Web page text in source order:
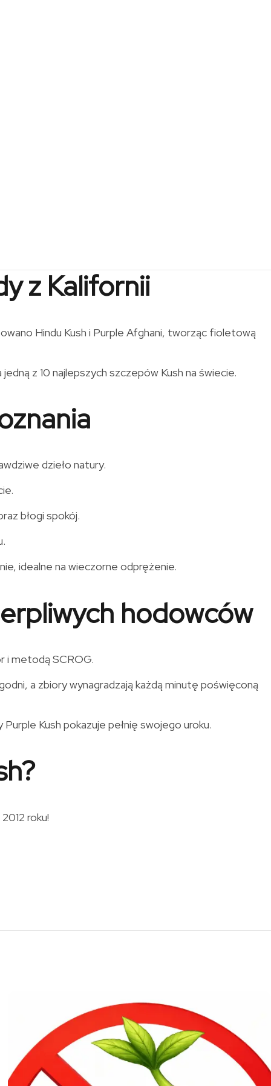
z Kalifornii
Hindu Kush i Purple Afghani, tworząc fioletową
jedną z 10 najlepszych szczepów Kush na świecie.
dzieło natury.
błogi spokój.
idealne na wieczorne odprężenie.
hodowców
i metodą SCROG.
a zbiory wynagradzają każdą minutę poświęconą
Kush pokazuje pełnię swojego uroku.
roku!